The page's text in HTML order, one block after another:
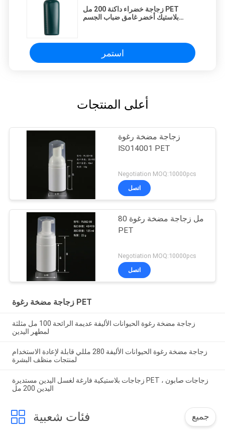
زجاجة خضراء داكنة 200 مل PET
بلاستيك أخضر غامق ضباب الجسم
استمر
أعلى المنتجات
زجاجة مضخة رغوة
ISO14001 PET
Negotiation MOQ:10000pcs
اتصل
80 مل زجاجة مضخة رغوة
PET
Negotiation MOQ:10000pcs
اتصل
زجاجة مضخة رغوة PET
زجاجة مضخة رغوة الحيوانات الأليفة عديمة الرائحة 100 مل مثلثة
لمطهر اليدين
زجاجة مضخة رغوة الحيوانات الأليفة 280 مللي قابلة لإعادة الاستخدام
لمنتجات منظف البشرة
زجاجات بلاستيكية فارغة لغسل اليدين مستديرة PET ، زجاجات صابون
اليدين 200 مل
فئات شعبية جميع